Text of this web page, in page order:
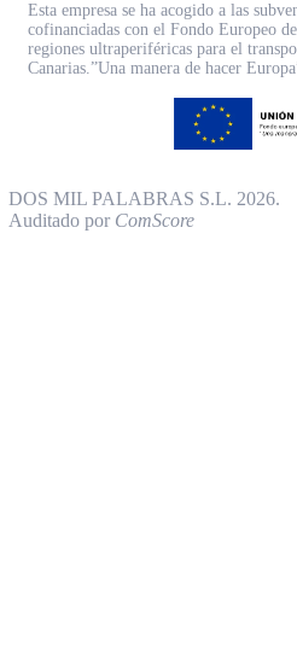
Esta empresa se ha acogido a las
cofinanciadas con el Fondo Europeo
regiones ultraperiféricas para el
Canarias.”Una manera de hacer
DOS MIL PALABRAS S.L. 2026.
Auditado por ComScore